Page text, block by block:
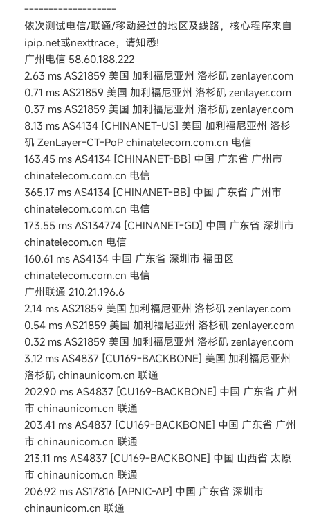
-------------------
依次测试电信/联通/移动经过的地区及线路，核心程序来自
ipip.net或nexttrace，请知悉!
广州电信 58.60.188.222
2.63 ms AS21859 美国 加利福尼亚州 洛杉矶 zenlayer.com
0.71 ms AS21859 美国 加利福尼亚州 洛杉矶 zenlayer.com
0.37 ms AS21859 美国 加利福尼亚州 洛杉矶 zenlayer.com
8.13 ms AS4134 [CHINANET-US] 美国 加利福尼亚州 洛杉
矶 ZenLayer-CT-PoP chinatelecom.com.cn 电信
163.45 ms AS4134 [CHINANET-BB] 中国 广东省 广州市
chinatelecom.com.cn 电信
365.17 ms AS4134 [CHINANET-BB] 中国 广东省 广州市
chinatelecom.com.cn 电信
173.55 ms AS134774 [CHINANET-GD] 中国 广东省 深圳市
chinatelecom.cn 电信
160.61 ms AS4134 中国 广东省 深圳市 福田区
chinatelecom.com.cn 电信
广州联通 210.21.196.6
2.14 ms AS21859 美国 加利福尼亚州 洛杉矶 zenlayer.com
0.54 ms AS21859 美国 加利福尼亚州 洛杉矶 zenlayer.com
0.32 ms AS21859 美国 加利福尼亚州 洛杉矶 zenlayer.com
3.12 ms AS4837 [CU169-BACKBONE] 美国 加利福尼亚州
洛杉矶 chinaunicom.cn 联通
202.90 ms AS4837 [CU169-BACKBONE] 中国 广东省 广州
市 chinaunicom.cn 联通
203.41 ms AS4837 [CU169-BACKBONE] 中国 广东省 广州
市 chinaunicom.cn 联通
213.11 ms AS4837 [CU169-BACKBONE] 中国 山西省 太原
市 chinaunicom.cn 联通
206.92 ms AS17816 [APNIC-AP] 中国 广东省 深圳市
chinaunicom.cn 联通